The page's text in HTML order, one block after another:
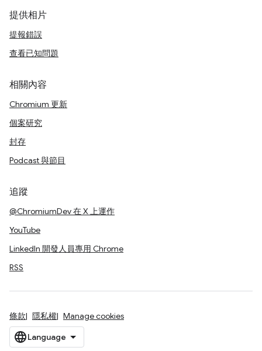
提供相片
提報錯誤
查看已知問題
相關內容
Chromium 更新
個案研究
封存
Podcast 與節目
追蹤
@ChromiumDev 在 X 上運作
YouTube
LinkedIn 開發人員專用 Chrome
RSS
條款 隱私權 Manage cookies